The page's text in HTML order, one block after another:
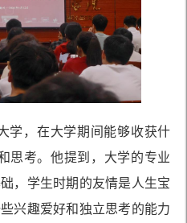
学，在大学期间能够收获什
思考。他提到，大学的专业
，学生时期的友情是人生宝
兴趣爱好和独立思考的能力